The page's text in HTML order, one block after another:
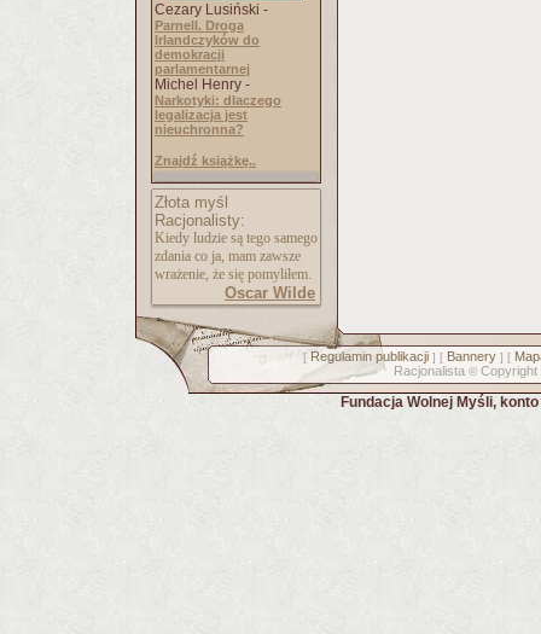
Cezary Lusiński -
Parnell. Droga
Irlandczyków do
demokracji
parlamentarnej
Michel Henry -
Narkotyki: dlaczego
legalizacja jest
nieuchronna?
Znajdź książkę..
Złota myśl
Racjonalisty:
Kiedy ludzie są tego samego
zdania co ja, mam zawsze
wrażenie, że się pomyliłem.
Oscar Wilde
[ Regulamin publikacji] [ Bannery] [
Racjonalista © Copyright
Fundacja Wolnej Myśli,